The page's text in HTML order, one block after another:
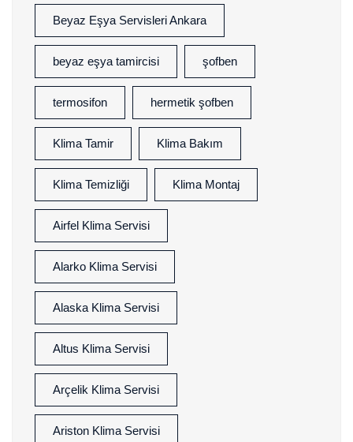
Beyaz Eşya Servisleri Ankara
beyaz eşya tamircisi şofben
termosifon hermetik şofben
Klima Tamir Klima Bakım
Klima Temizliği Klima Montaj
Airfel Klima Servisi
Alarko Klima Servisi
Alaska Klima Servisi
Altus Klima Servisi
Arçelik Klima Servisi
Ariston Klima Servisi